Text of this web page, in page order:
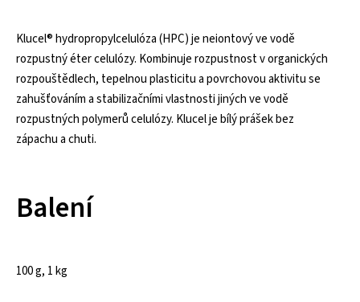
Klucel® hydropropylcelulóza (HPC) je neiontový ve vodě
rozpustný éter celulózy. Kombinuje rozpustnost v organických
rozpouštědlech, tepelnou plasticitu a povrchovou aktivitu se
zahušťováním a stabilizačními vlastnosti jiných ve vodě
rozpustných polymerů celulózy. Klucel je bílý prášek bez
zápachu a chuti.
Balení
100 g, 1 kg